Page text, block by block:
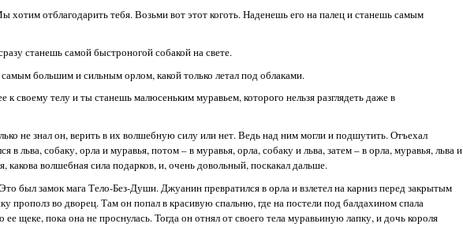
отблагодарить тебя. Возьми вот этот коготь. Наденешь его на палец и станешь самым
станешь самой быстроногой собакой на свете.
большим и сильным орлом, какой только летал под облаками.
своему телу и ты станешь малюсеньким муравьем, которого нельзя разглядеть даже в
не знал он, верить в их волшебную силу или нет. Ведь над ним могли и подшутить. Отъехал
льва, собаку, орла и муравья, потом – в муравья, орла, собаку и льва, затем – в орла, муравья, льва и
какова волшебная сила подарков, и, очень довольный, поскакал дальше.
был замок мага Тело-Без-Души. Джуанин превратился в орла и взлетел на карниз перед закрытым
прополз во дворец. Там он попал в красивую спальню, где на постели под балдахином спала
щеке, пока она не проснулась. Тогда он отнял от своего тела муравьиную лапку, и дочь короля